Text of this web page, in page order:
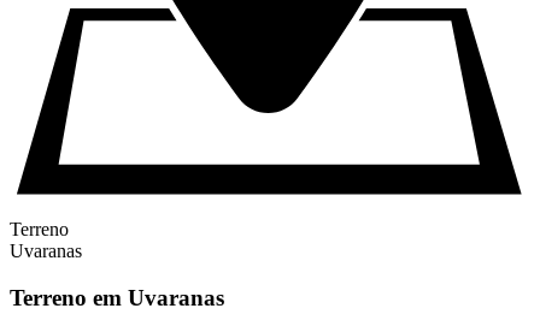
Terreno
Uvaranas
Terreno em Uvaranas